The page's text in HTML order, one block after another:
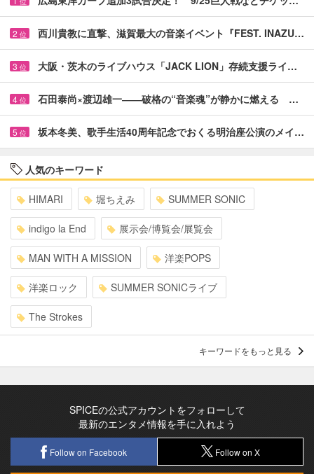
2 位 西川貴教に直撃、滋賀最大の音楽イベント『FEST. INAZU…
3 位 大阪・茨木のライブハウス「JACK LION」存続支援ライ…
4 位 石田泰尚×渡辺雄一――破格の“音楽魂”が静かに燃える …
5 位 坂本冬美、歌手生活40周年記念でおくる明治座公演のメイ…
人気のキーワード
HIMARI 堀ちえみ SUMMER SONIC
indigo la End 展示会/博覧会/展覧会
MAN WITH A MISSION 洋楽POPS
洋楽ロック SUMMER SONICライブ
The Strokes
キーワードをもっと見る
SPICEの公式アカウントをフォローして
最新のエンタメ情報を手に入れよう
Follow on Facebook Follow on X